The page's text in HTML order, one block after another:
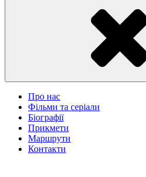
Про нас
Фільми та серіали
Біографії
Прикмети
Маршрути
Контакти